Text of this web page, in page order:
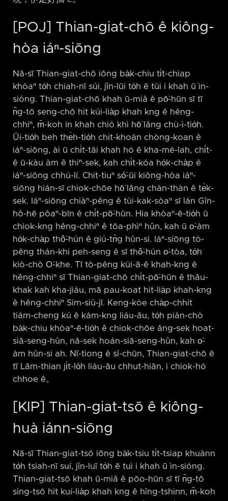
[POJ] Thian-giat-chō ê kiông-
hòa iáⁿ-siōng
Nā-sī Thian-giat-chō iōng ba̍k-chiu ti̍t-chiap
khòaⁿ to̍h chiah-nī súi, jîn-lūi to̍h ē tùi i khah ū ìn-
sióng. Thian-giat-chō khah ū-miâ ê pō͘-hūn sī tī
n̂g-tō seng-chō hit kúi-lia̍p khah kng ê hêng-
chhiⁿ, m̄-koh in khah chió khì hō͘ lâng chù-ì-tio̍h.
Ūi-tio̍h beh the̍h-tio̍h chit-khoán chòng-koan ê
iáⁿ-siōng, ài ū chi̍t-tâi khah hó ê kha-mé-lah, chi̍t-
ê ū-kàu àm ê thiⁿ-sek, kah chi̍t-kóa ho̍k-cha̍p ê
iáⁿ-siōng chhú-lí. Chit-tiuⁿ só͘-ūi kiông-hòa iáⁿ-
siōng hián-sī chiok-chōe hō͘ lâng chàn-thàn ê te̍k-
sek. Iáⁿ-siōng chiàⁿ-pêng ê tùi-kak-sòaⁿ sī lán Gîn-
hô-hē pôaⁿ-bīn ê chi̍t-pō͘-hūn. Hia khòaⁿ-ē-tio̍h ū
chiok-kng hêng-chhiⁿ ê tōa-phìⁿ hûn, kah ū o͘-àm
ho̍k-cha̍p thô͘-hún ê giú-tn̄g hûn-si. Iáⁿ-siōng tò-
pêng thán-khi peh-seng ê sī thô͘-hún o͘-tòa, to̍h
kiò-chò O͘-khe. Tī tò-pêng kúi-ā-ê khah-kng ê
hêng-chhiⁿ sī Thian-giat-chō chi̍t-pō͘-hūn ê thâu-
khak kah kha-jiáu, mā pau-koat hit-lia̍p khah-kng
ê hêng-chhiⁿ Sim-siù-jī. Keng-kòe cha̍p-chhit
tiám-cheng kú ê kám-kng liáu-āu, to̍h piàn-chò
ba̍k-chiu khòaⁿ-ē-tio̍h ê chiok-chōe âng-sek hoat-
siā-seng-hûn, nâ-sek hoán-siā-seng-hûn, kah o͘-
àm hûn-si ah. Nî-tiong ê sî-chūn, Thian-giat-chō ē
tī Lâm-thian ji̍t-lo̍h liáu-āu chhut-hiān, i chiok-hó
chhoe ê。
[KIP] Thian-giat-tsō ê kiông-
huà iánn-siōng
Nā-sī Thian-giat-tsō iōng ba̍k-tsiu ti̍t-tsiap khuànn
to̍h tsiah-nī suí, jîn-luī to̍h ē tuì i khah ū ìn-sióng.
Thian-giat-tsō khah ū-miâ ê pōo-hūn sī tī n̂g-tō
sing-tsō hit kuí-lia̍p khah kng ê hîng-tshinn, m̄-koh